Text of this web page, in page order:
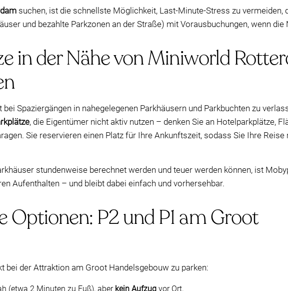
suchen, ist die schnellste Möglichkeit, Last-Minute-Stress zu vermeiden,
und bezahlte Parkzonen an der Straße) mit Vorausbuchungen, wenn
in der Nähe von Miniworld
Spaziergängen in nahegelegenen Parkhäusern und Parkbuchten zu
, die Eigentümer nicht aktiv nutzen – denken Sie an Hotelparkplätze,
Sie reservieren einen Platz für Ihre Ankunftszeit, sodass Sie Ihre
stundenweise berechnet werden und teuer werden können, ist
Aufenthalten – und bleibt dabei einfach und vorhersehbar.
Optionen: P2 und P1 am Groot
bei der Attraktion am Groot Handelsgebouw zu parken:
(etwa 2 Minuten zu Fuß), aber kein Aufzug vor Ort.